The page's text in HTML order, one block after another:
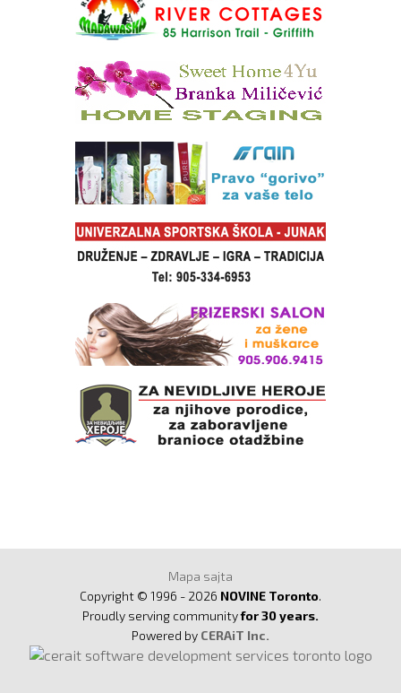
Mapa sajta
Copyright © 1996 - 2026 NOVINE Toronto.
Proudly serving communityfor 30 years.
Powered by CERAiT Inc.